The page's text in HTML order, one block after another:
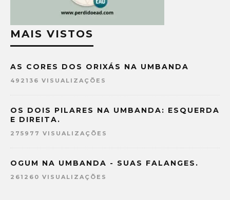
MAIS VISTOS
AS CORES DOS ORIXÁS NA UMBANDA
492136 VISUALIZAÇÕES
OS DOIS PILARES NA UMBANDA: ESQUERDA
E DIREITA.
275977 VISUALIZAÇÕES
OGUM NA UMBANDA - SUAS FALANGES.
261260 VISUALIZAÇÕES